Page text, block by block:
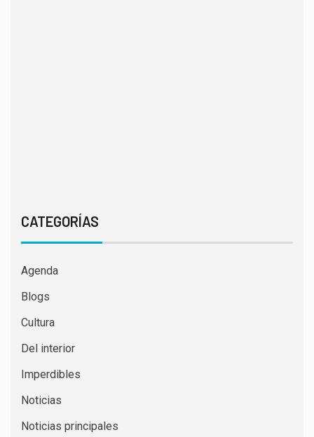
CATEGORÍAS
Agenda
Blogs
Cultura
Del interior
Imperdibles
Noticias
Noticias principales